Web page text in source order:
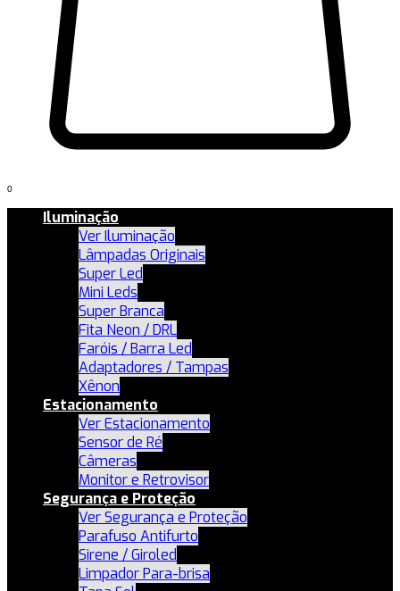
0
Iluminação
Ver Iluminação
Lâmpadas Originais
Super Led
Mini Leds
Super Branca
Fita Neon / DRL
Faróis / Barra Led
Adaptadores / Tampas
Xênon
Estacionamento
Ver Estacionamento
Sensor de Ré
Câmeras
Monitor e Retrovisor
Segurança e Proteção
Ver Segurança e Proteção
Parafuso Antifurto
Sirene / Giroled
Limpador Para-brisa